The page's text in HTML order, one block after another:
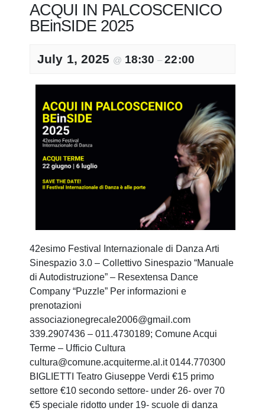
ACQUI IN PALCOSCENICO
BEinSIDE 2025
July 1, 2025 @ 18:30–22:00
42esimo Festival Internazionale di Danza Arti
Sinespazio 3.0 – Collettivo Sinespazio “Manuale
di Autodistruzione” – Resextensa Dance
Company “Puzzle” Per informazioni e
prenotazioni
associazionegrecale2006@gmail.com
339.2907436 – 011.4730189; Comune Acqui
Terme – Ufficio Cultura
cultura@comune.acquiterme.al.it 0144.770300
BIGLIETTI Teatro Giuseppe Verdi €15 primo
settore €10 secondo settore- under 26- over 70
€5 speciale ridotto under 19- scuole di danza